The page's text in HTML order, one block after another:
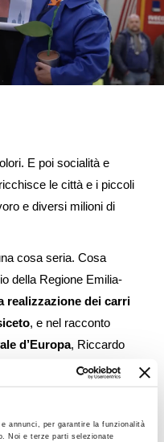
annunci, per garantire la funzionalità
Noi e terze parti selezionate
E poi socialità e
le città e i piccoli
e diversi milioni di
cosa seria. Cosa
della Regione Emilia-
realizzazione dei carri
, e nel racconto
d’Europa, Riccardo
dato dalla
di questa antica
e li sostiene per